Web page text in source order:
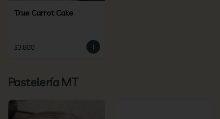
True Carrot Cake
$3.800
Pastelería MT